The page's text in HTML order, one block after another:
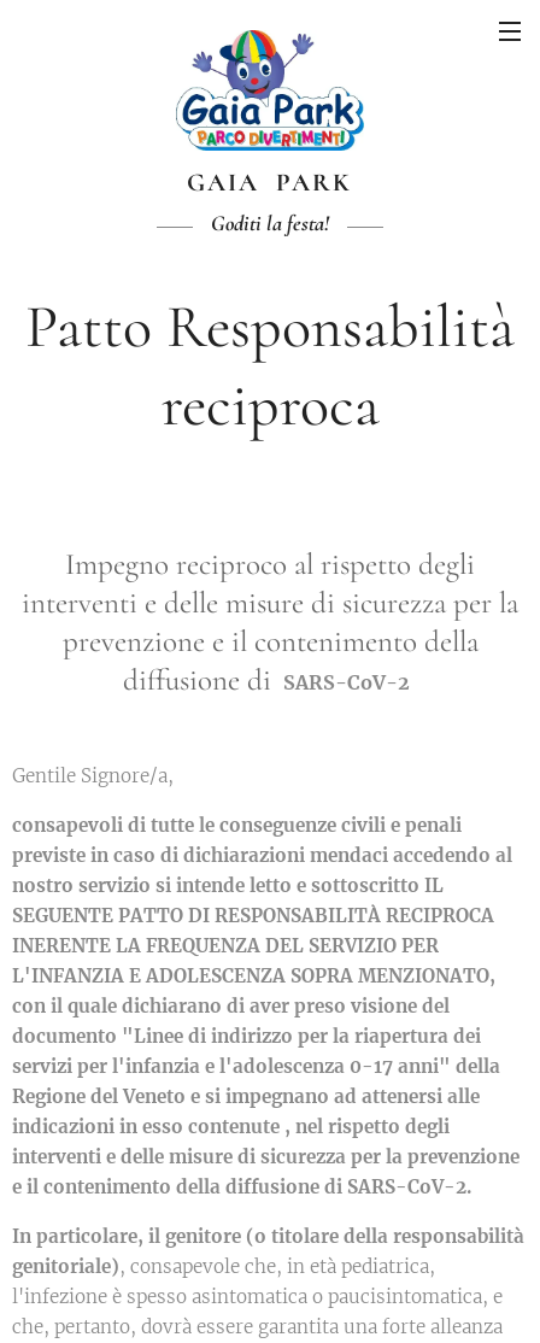
GAIA PARK
Goditi la festa!
Patto Responsabilità
reciproca
Impegno reciproco al rispetto degli
interventi e delle misure di sicurezza per la
prevenzione e il contenimento della
diffusione di SARS-CoV-2
Gentile Signore/a,
consapevoli di tutte le conseguenze civili e penali
previste in caso di dichiarazioni mendaci accedendo al
nostro servizio si intende letto e sottoscritto IL
SEGUENTE PATTO DI RESPONSABILITÀ RECIPROCA
INERENTE LA FREQUENZA DEL SERVIZIO PER
L'INFANZIA E ADOLESCENZA SOPRA MENZIONATO,
con il quale dichiarano di aver preso visione del
documento "Linee di indirizzo per la riapertura dei
servizi per l'infanzia e l'adolescenza 0-17 anni" della
Regione del Veneto e si impegnano ad attenersi alle
indicazioni in esso contenute , nel rispetto degli
interventi e delle misure di sicurezza per la prevenzione
e il contenimento della diffusione di SARS-CoV-2.
In particolare, il genitore (o titolare della responsabilità
genitoriale), consapevole che, in età pediatrica,
l'infezione è spesso asintomatica o paucisintomatica, e
che, pertanto, dovrà essere garantita una forte alleanza